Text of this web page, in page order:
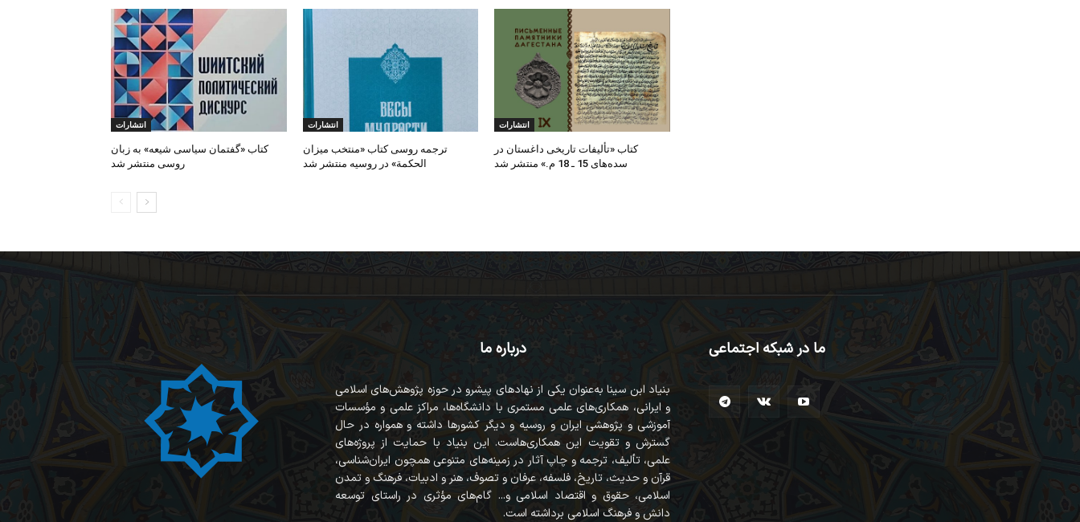
انتشارات
کتاب «گفتمان سیاسی شیعه» به زبان
روسی منتشر شد
انتشارات
ترجمه روسی کتاب «منتخب میزان
الحکمة» در روسیه منتشر شد
انتشارات
کتاب «تألیفات تاریخی داغستان در
سده‌های 15 ـ 18 م.» منتشر شد
درباره ما
بنیاد ابن سینا به‌عنوان یکی از نهادهای پیشرو در حوزه پژوهش‌های اسلامی
و ایرانی، همکاری‌های علمی مستمری با دانشگاه‌ها، مراکز علمی و مؤسسات
آموزشی و پژوهشی ایران و روسیه و دیگر کشورها داشته و همواره در حال
گسترش و تقویت این همکاری‌هاست. این بنیاد با حمایت از پروژه‌های
علمی، تألیف، ترجمه و چاپ آثار در زمینه‌های متنوعی همچون ایران‌شناسی،
قرآن‌ و حدیث، تاریخ، فلسفه، عرفان و تصوف، هنر و ادبیات، فرهنگ و تمدن
اسلامی، حقوق و اقتصاد اسلامی و... گام‌های مؤثری در راستای توسعه
دانش و فرهنگ اسلامی برداشته است.
ما در شبکه اجتماعی